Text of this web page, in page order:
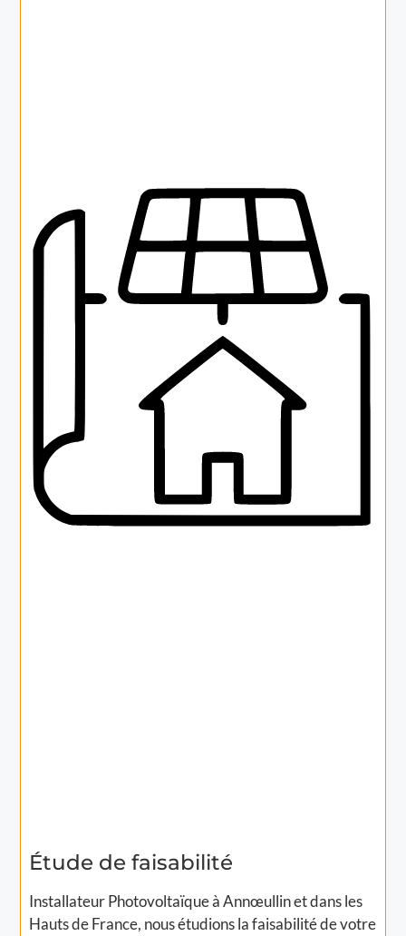
Étude de faisabilité
Installateur Photovoltaïque à Annœullin et dans les
Hauts de France, nous étudions la faisabilité de votre